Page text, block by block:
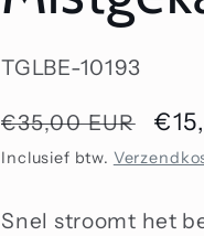
SKU:
TGLBE-10193
Normale
prijs
€35,00 EUR
Inclusief btw.
Snel stroomt het